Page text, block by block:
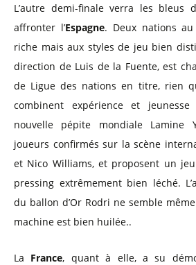
L’autre demi-finale verra les bleus
affronter l’Espagne. Deux nations
riche mais aux styles de jeu bien
direction de Luis de la Fuente, est
de Ligue des nations en titre, rien
combinent expérience et
nouvelle pépite mondiale Lamine
joueurs confirmés sur la scène
et Nico Williams, et proposent un
pressing extrêmement bien léché.
du ballon d’Or Rodri ne semble
machine est bien huilée..
La France, quant à elle, a su